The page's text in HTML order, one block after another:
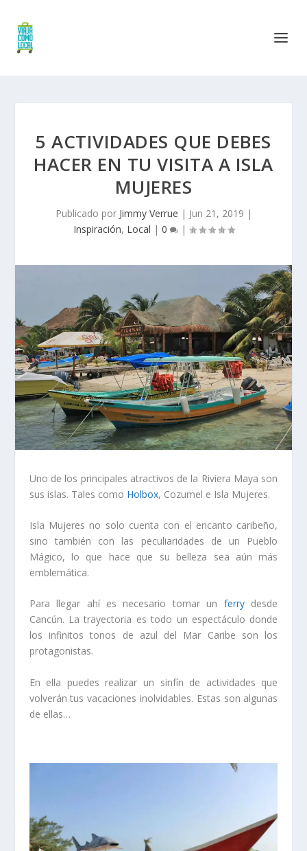
5 ACTIVIDADES QUE DEBES
HACER EN TU VISITA A ISLA
MUJERES
Publicado por Jimmy Verrue | Jun 21, 2019 |
Inspiración, Local | 0 |
Uno de los principales atractivos de la Riviera Maya son
sus islas. Tales como Holbox, Cozumel e Isla Mujeres.
Isla Mujeres no solo cuenta con el encanto caribeño,
sino también con las peculiaridades de un Pueblo
Mágico, lo que hace que su belleza sea aún más
emblemática.
Para llegar ahí es necesario tomar un ferrydesde
Cancún. La trayectoria es todo un espectáculo donde
los infinitos tonos de azul del Mar Caribe son los
protagonistas.
En ella puedes realizar un sinfín de actividades que
volverán tus vacaciones inolvidables. Estas son algunas
de ellas…